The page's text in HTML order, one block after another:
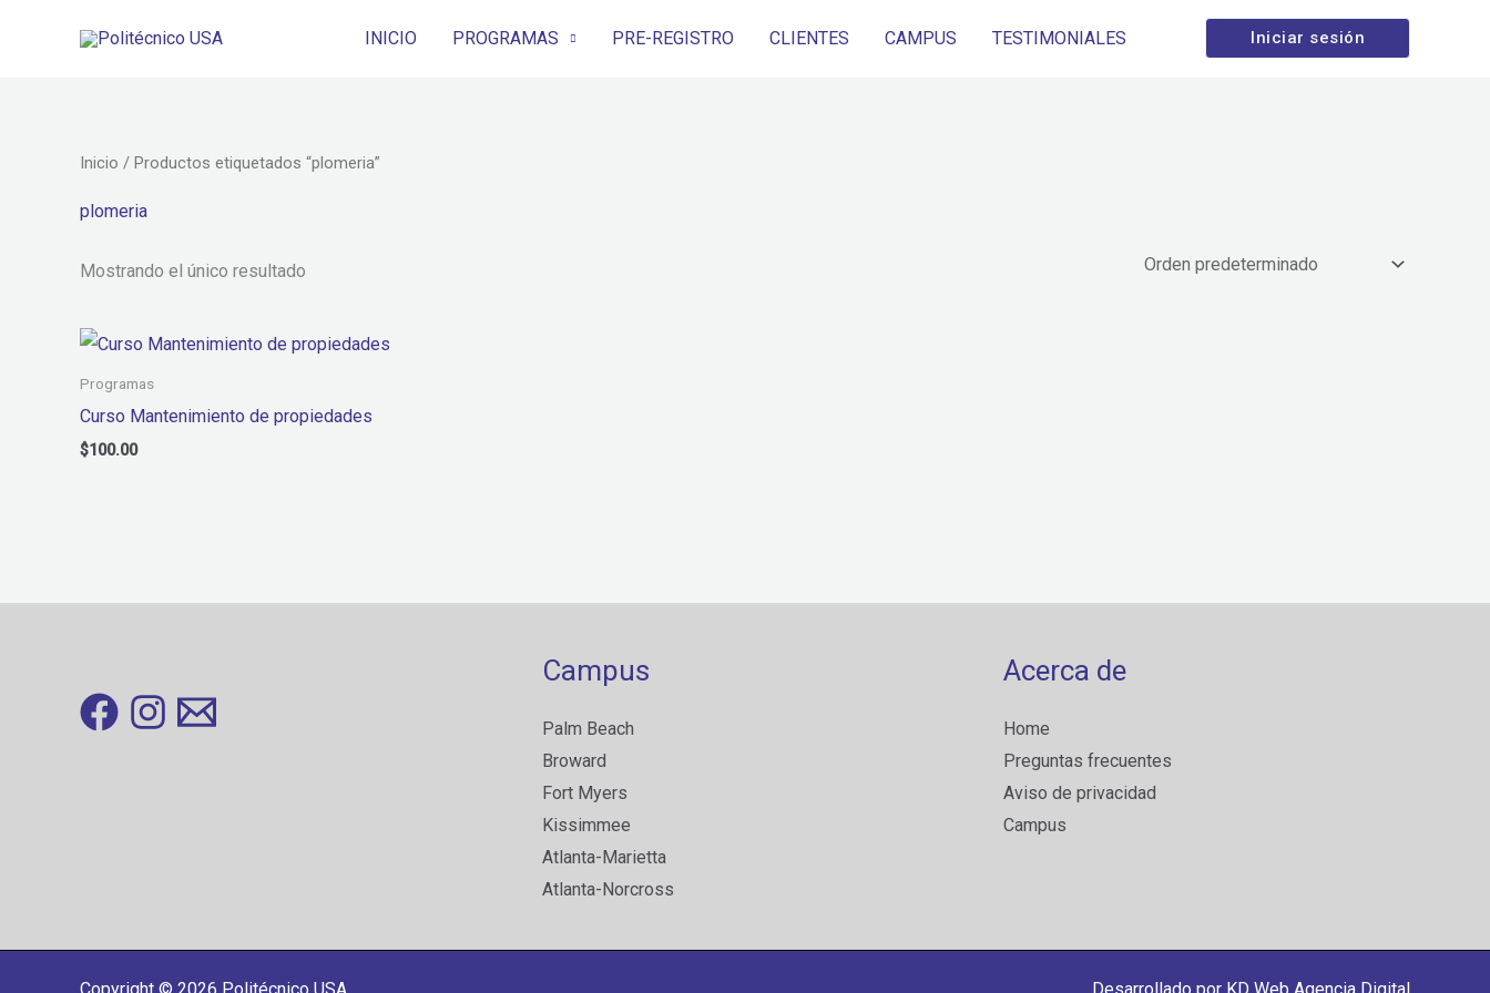
INICIO PROGRAMAS PRE-REGISTRO CLIENTES CAMPUS TESTIMONIALES Iniciar sesión
Inicio / Productos etiquetados “plomeria”
plomeria
Mostrando el único resultado
Programas
Curso Mantenimiento de propiedades
$100.00
Campus
Palm Beach
Broward
Fort Myers
Kissimmee
Atlanta-Marietta
Atlanta-Norcross
Acerca de
Home
Preguntas frecuentes
Aviso de privacidad
Campus
Copyright © 2026 Politécnico USA Desarrollado por KD Web Agencia Digital